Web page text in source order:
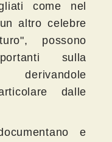
come nel
altro celebre
possono
sulla
dalle
e